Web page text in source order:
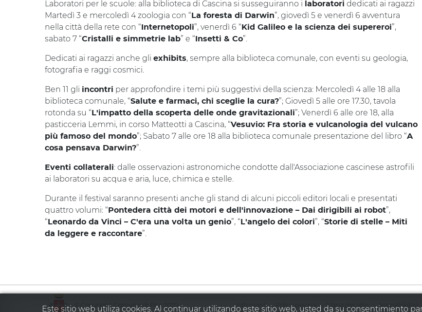
Laboratori per le scuole: alla biblioteca di Cascina si susseguiranno i laboratori dedicati ai ragazzi
Martedì 3 e mercoledì 4 zoologia con “ La foresta di Darwin”, giovedì 5 e venerdì 6 avventura
nella città della rete con “ Internetopoli”, venerdì 6 “ Kid Galileo e la scienza dei supereroi”,
sabato 7 “Cristalli e simmetrie lab” e “ Insetti & Co”.
Dedicati ai ragazzi anche gli exhibits, sempre alla biblioteca comunale, con eventi su geologia,
fotografia e raggi cosmici.
Ben 11 gli incontri per approfondire i temi più suggestivi della scienza: Mercoledì 4 alle 18 alla
biblioteca comunale, “Salute e farmaci, chi sceglie la cura?”; Giovedì 5 alle ore 17.30, tavola
rotonda su “ L'impatto della scoperta delle onde gravitazionali”; Venerdì 6 alle ore 18, alla
pasticceria Lemmi, in corso Matteotti a Cascina, “Vesuvio: Fra storia e vulcanologia del vulcano
più famoso del mondo”; Sabato 7 alle ore 18 alla biblioteca comunale presentazione del libro “A
cosa pensava Darwin?”.
Eventi collaterali: dalle osservazioni astronomiche condotte dall'Associazione cascinese astrofili
ai laboratori su acqua e aria, luce, chimica e stelle.
Durante il festival saranno presenti anche gli stand di alcuni piccoli editori locali e presentati
quattro volumi: “ Pontedera città dei motori e dell'innovazione – Dai dirigibili ai robot”,
“ Leonardo da Vinci – C'era una volta un genio”, “ L'angelo dei colori”, “Storie di stelle – Miti
da leggere e raccontare”.
© Copyright Comune di Pisa 2020 Info point · Policy privacy · Mapa del sitio · Accesibilidad
Este sitio web utiliza cookies. Al continuar utilizando este sitio web, usted da su consentimiento